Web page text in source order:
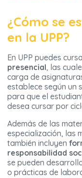
¿Cómo se
en la UPP?
En UPP puedes
presencial, las
carga de
establece según un
para que el
desea cursar por
Además de las
especialización, las
también incluyen
responsabilidad
se pueden
o prácticas de